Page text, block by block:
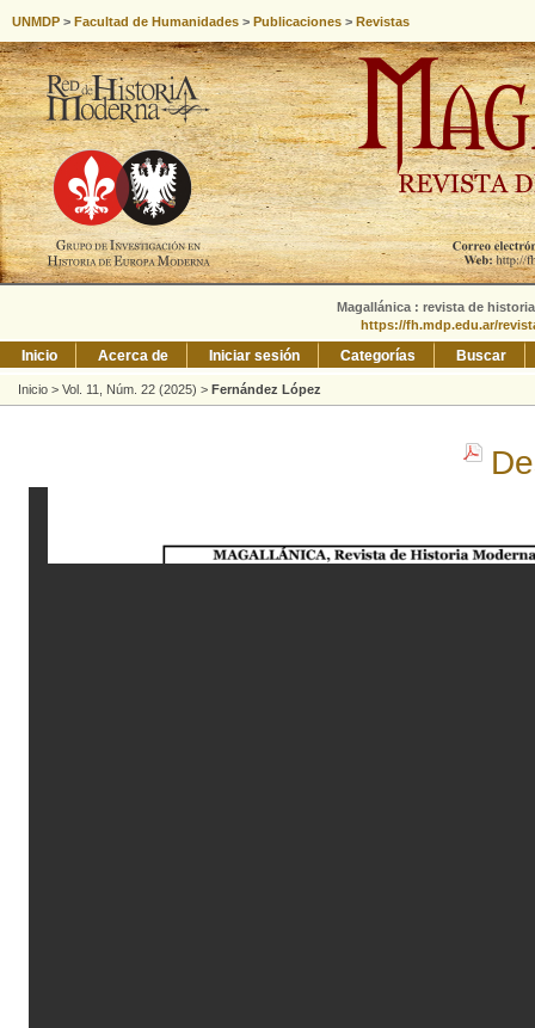
UNMDP > Facultad de Humanidades > Publicaciones > Revistas
Magallánica : revista de
https://fh.mdp.edu.ar/
Inicio Acerca de Iniciar sesión Categorías Buscar
Inicio > Vol. 11, Núm. 22 (2025) > Fernández López